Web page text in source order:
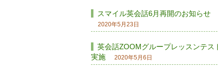
スマイル英会話6月再開のお知らせ
2020年5月23日
英会話ZOOMグループレッスンテス
実施
2020年5月6日